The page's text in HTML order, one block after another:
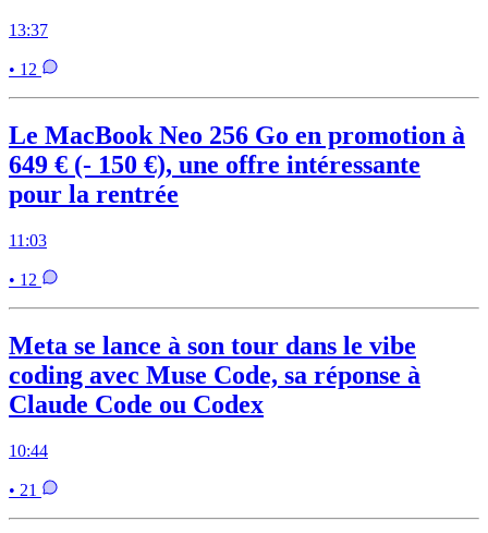
13:37
• 12
Le MacBook Neo 256 Go en promotion à
649 € (- 150 €), une offre intéressante
pour la rentrée
11:03
• 12
Meta se lance à son tour dans le vibe
coding avec Muse Code, sa réponse à
Claude Code ou Codex
10:44
• 21